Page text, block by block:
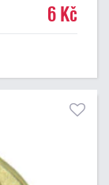
6 Kč